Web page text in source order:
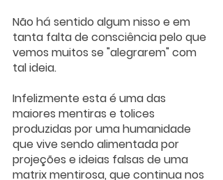
Não há sentido algum nisso e em
tanta falta de consciência pelo que
vemos muitos se "alegrarem" com
tal ideia.
Infelizmente esta é uma das
maiores mentiras e tolices
produzidas por uma humanidade
que vive sendo alimentada por
projeções e ideias falsas de uma
matrix mentirosa, que continua nos